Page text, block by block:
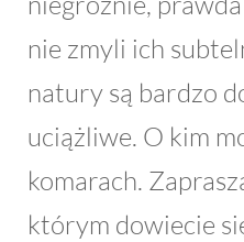
nie zmyli ich
natury są bardzo
uciążliwe. O kim
komarach.
którym dowiecie